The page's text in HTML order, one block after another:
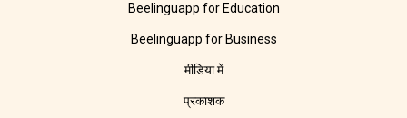
Beelinguapp for Education
Beelinguapp for Business
मीडिया में
प्रकाशक